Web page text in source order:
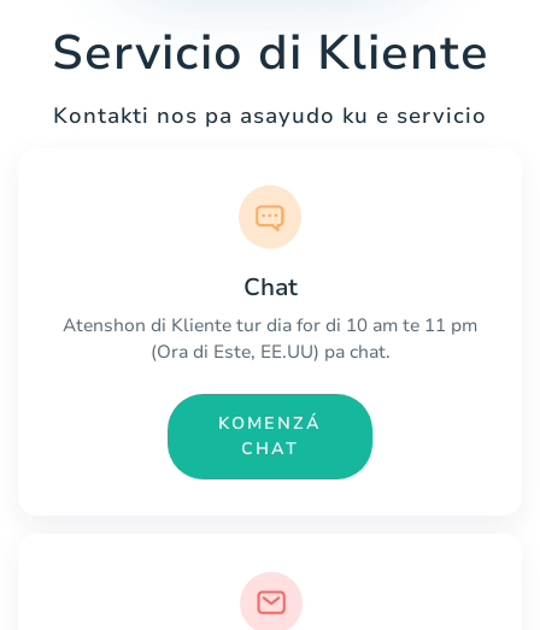
Servicio di Kliente
Kontakti nos pa asayudo ku e servicio
Chat
Atenshon di Kliente tur dia for di 10 am te 11 pm
(Ora di Este, EE.UU) pa chat.
KOMENZÁ
CHAT